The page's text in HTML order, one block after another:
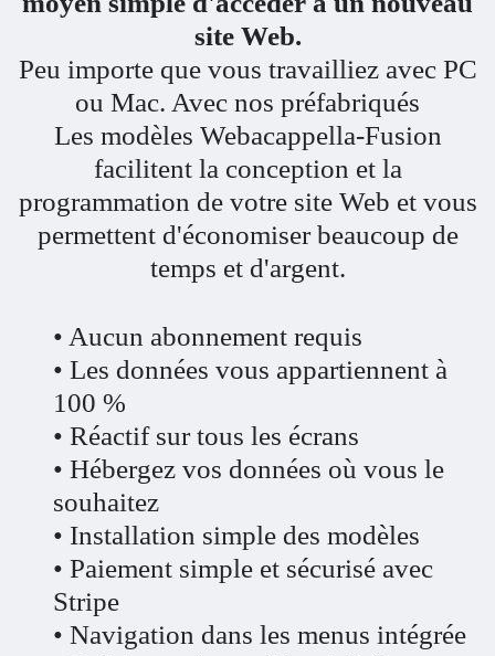
site Web.
Peu importe que vous travailliez avec PC
ou Mac. Avec nos préfabriqués
Les modèles Webacappella-Fusion
facilitent la conception et la
programmation de votre site Web et vous
permettent d'économiser beaucoup de
temps et d'argent.
• Aucun abonnement requis
• Les données vous appartiennent à
100 %
• Réactif sur tous les écrans
• Hébergez vos données où vous le
souhaitez
• Installation simple des modèles
• Paiement simple et sécurisé avec
Stripe
• Navigation dans les menus intégrée